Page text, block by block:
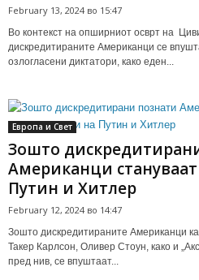
February 13, 2024 во 15:47
Во контекст на опширниот осврт на
дискредитираните Американци се
озлогласени диктатори, како еден...
Европа и Свет
Зошто
Американци
Путин и Хитлер
February 12, 2024 во 14:47
Зошто дискредитираните Американци
Такер Карлсон, Оливер Стоун, како и
пред нив, се впуштаат...